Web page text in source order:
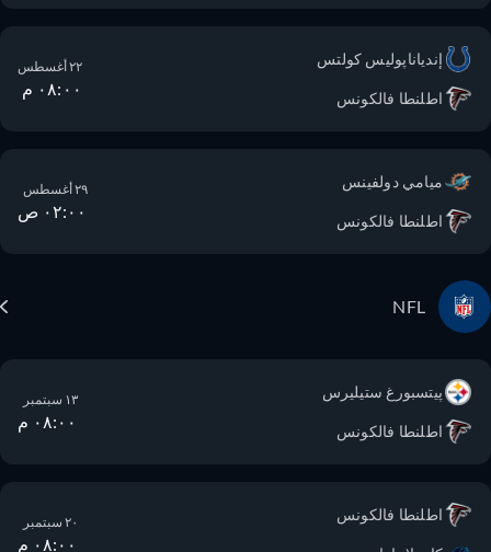
إندياناپوليس كولتس
اطلنطا فالكونس ٠٨:٠٠ م
ميامي دولفينس
اطلنطا فالكونس ٠٢:٠٠ ص
NFL
پيتسبورغ ستيليرس
اطلنطا فالكونس ٠٨:٠٠ م
اطلنطا فالكونس
٠٨:٠٠ م